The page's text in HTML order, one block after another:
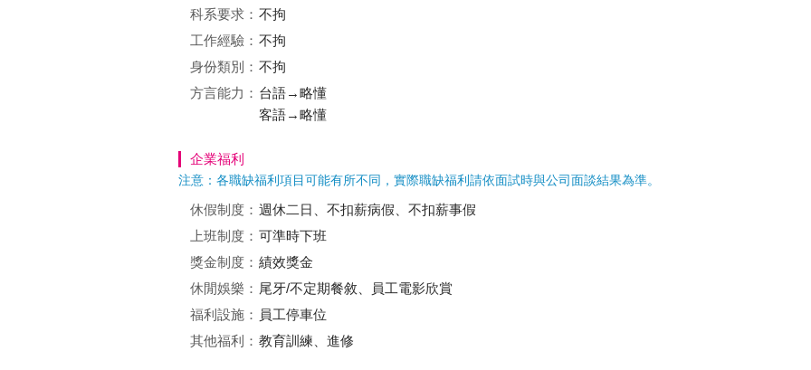
科系要求： 不拘
工作經驗： 不拘
身份類別： 不拘
方言能力： 台語→略懂
客語→略懂
企業福利
注意：各職缺福利項目可能有所不同，實際職缺福利請依面試時與公司面談結果為準。
休假制度： 週休二日、不扣薪病假、不扣薪事假
上班制度： 可準時下班
獎金制度： 績效獎金
休閒娛樂： 尾牙/不定期餐敘、員工電影欣賞
福利設施： 員工停車位
其他福利： 教育訓練、進修